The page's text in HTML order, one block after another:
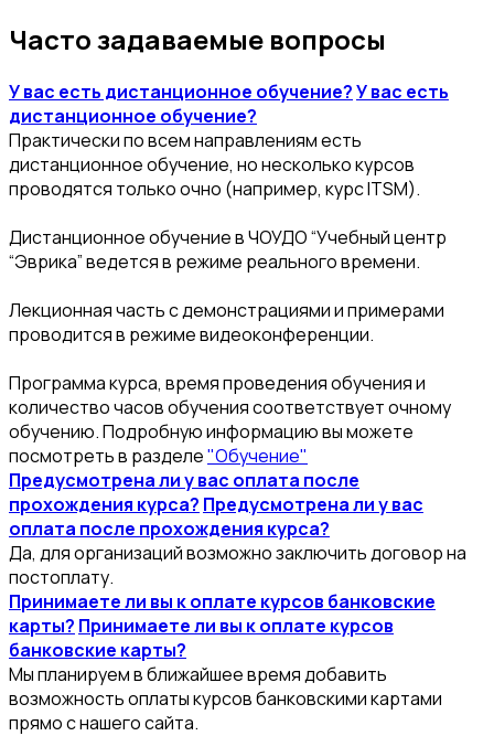
Часто задаваемые вопросы
У вас есть дистанционное обучение?У вас есть
дистанционное обучение?
Практически по всем направлениям есть
дистанционное обучение, но несколько курсов
проводятся только очно (например, курс ITSM).
Дистанционное обучение в ЧОУДО “Учебный центр
“Эврика” ведется в режиме реального времени.
Лекционная часть с демонстрациями и примерами
проводится в режиме видеоконференции.
Программа курса, время проведения обучения и
количество часов обучения соответствует очному
обучению. Подробную информацию вы можете
посмотреть в разделе"Обучение"
Предусмотрена ли у вас оплата после
прохождения курса? Предусмотрена ли у вас
оплата после прохождения курса?
Да, для организаций возможно заключить договор на
постоплату.
Принимаете ли вы к оплате курсов банковские
карты? Принимаете ли вы к оплате курсов
банковские карты?
Мы планируем в ближайшее время добавить
возможность оплаты курсов банковскими картами
прямо с нашего сайта.